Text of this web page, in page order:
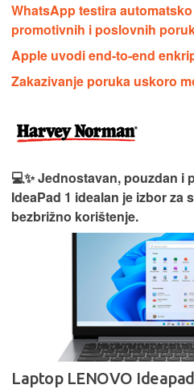
WhatsApp testira
promotivnih i poslovnih
Apple uvodi end-to-end
Zakazivanje poruka uskoro
💻✨ Jednostavan, pouzdan i
IdeaPad 1 idealan je izbor za
bezbrižno korištenje.
Laptop LENOVO